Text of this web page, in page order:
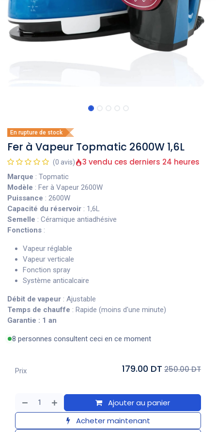
En rupture de stock
Fer à Vapeur Topmatic 2600W 1,6L
(0 avis) 3 vendu ces derniers 24 heures
Marque : Topmatic
Modèle : Fer à Vapeur 2600W
Puissance : 2600W
Capacité du réservoir : 1,6L
Semelle : Céramique antiadhésive
Fonctions :
Vapeur réglable
Vapeur verticale
Fonction spray
Système anticalcaire
Débit de vapeur : Ajustable
Temps de chauffe : Rapide (moins d'une minute)
Garantie : 1 an
8 personnes consultent ceci en ce moment
Ajouter au panier
Acheter maintenant
Prix 179.00 DT 250.00 DT